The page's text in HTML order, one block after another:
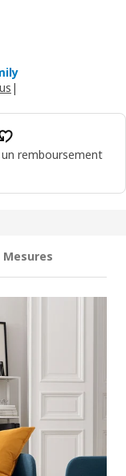
|
un remboursement
Mesures